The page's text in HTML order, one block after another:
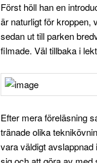
Först höll han en
är naturligt för kroppen,
sedan ut till parken
filmade. Väl tillbaka i
Efter mera föreläsning
tränade olika
vara väldigt